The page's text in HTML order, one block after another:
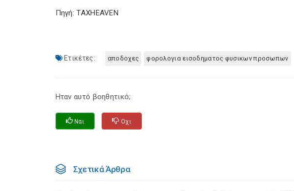
Πηγή: TAXHEAVEN
Ετικέτες: αποδοχες φορολογια εισοδηματος φυσικων προσωπων
Ηταν αυτό βοηθητικό;
Ναι Οχι
Σχετικά Άρθρα